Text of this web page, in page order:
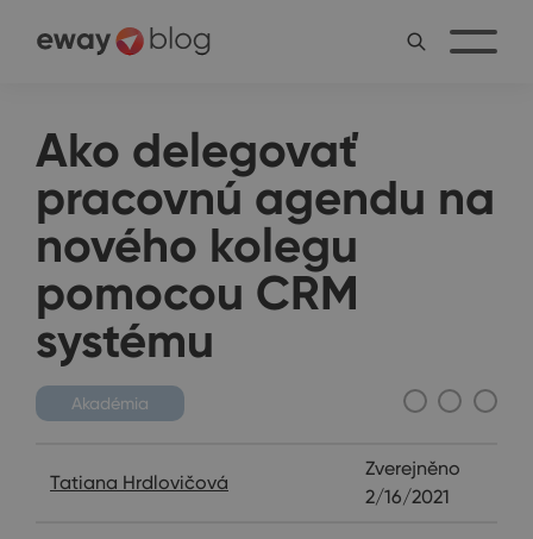
Ako delegovať
pracovnú agendu na
nového kolegu
pomocou CRM
systému
Akadémia
Tatiana Hrdlovičová
Zverejněno
2/16/2021